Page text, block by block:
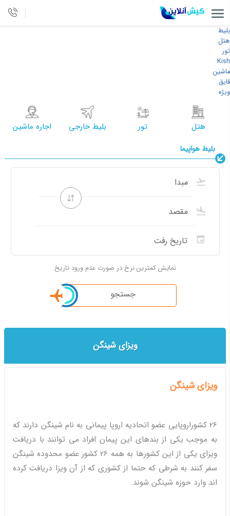
بلیط
هتل
تور
Kish
ماشین
قایق
ویژه
هتل تور بلیط خارجی اجاره ماشین
بلیط هواپیما
نمایش کمترین نرخ در صورت عدم ورود تاریخ
جستجو
ویزای شینگن
ویزای شینگن
26 کشوراروپایی عضو اتحادیه اروپا پیمانی به نام شینگن دارند که
به موجب یکی از بندهای این پیمان افراد می توانند با دریافت
ویزای یکی از این کشورها به همه 26 کشور عضو محدوده شینگن
سفر کنند به شرطی که حتما از کشوری که از آن ویزا دریافت کرده
اند وارد حوزه شینگن شوند.